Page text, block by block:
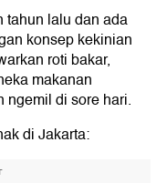
tahun lalu dan ada
konsep kekinian
roti bakar,
makanan
ngemil di sore hari.
di Jakarta: